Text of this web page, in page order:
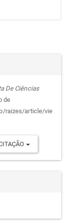
De Ciências
de
raizes/article/vie